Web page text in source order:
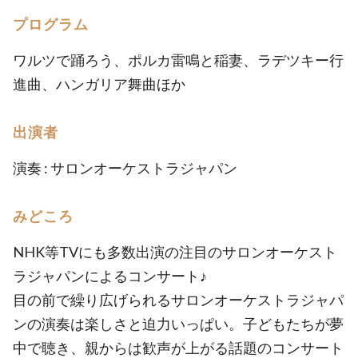
プログラム
ワルツで踊ろう、ポルカ雷鳴と稲妻、ラデツキー行
進曲、ハンガリア舞曲ほか
出演者
演奏 : サロンオーケストラジャパン
みどころ
NHK等TVにも多数出演の注目のサロンオーケスト
ラジャパンによるコンサート♪
目の前で繰り広げられるサロンオーケストラジャパ
ンの演奏は楽しさと迫力いっぱい。子どもたちが夢
中で聴き、親からは歓声が上がる話題のコンサート